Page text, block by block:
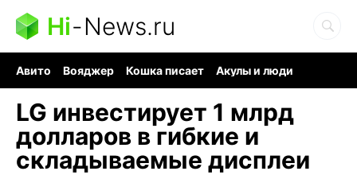
Hi-News.ru
Авито Вояджер Кошка писает
Акулы и люди
LG инвестирует 1 млрд
долларов в гибкие и
складываемые дисплеи